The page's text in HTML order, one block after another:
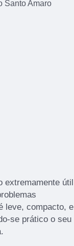
Santo Amaro
extremamente útil
leve, compacto, e
se prático o seu